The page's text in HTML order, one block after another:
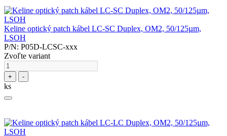
Keline optický patch kábel LC-SC Duplex, OM2, 50/125µm,
LSOH
P/N: P05D-LCSC-xxx
Zvoľte variant
+ -
ks